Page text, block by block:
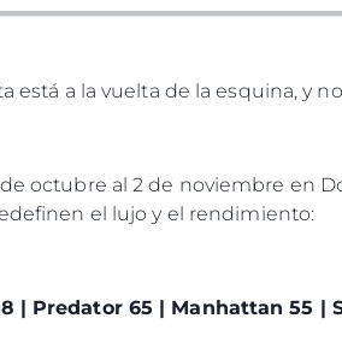
está a la vuelta de la esquina, y
octubre al 2 de noviembre en
el lujo y el rendimiento:
| Predator 65 | Manhattan 55 |
De Cookies
Legal
DE LA
MODERNA
OFERTAS